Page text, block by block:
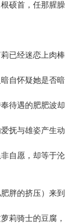
硕首，任那腥臊
已经迷恋上肉棒
自怀疑她是否暗
待遇的肥肥波却
抚与雄姿产生动
自愿，却等于沦
胖的挤压）来到
莉骑士的豆腐，